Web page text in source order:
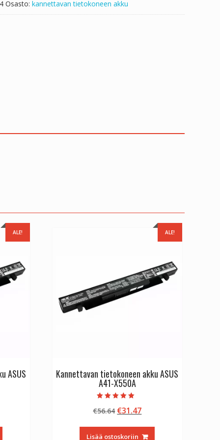
Osasto: kannettavan tietokoneen akku
ALE!
ASUS
ALE!
Kannettavan tietokoneen akku ASUS
A41-X550A
tuotteesta:
5.00
€56.64 Alkuperäinen
oli:
€31.47Nykyinen
on:
Lisää ostoskoriin